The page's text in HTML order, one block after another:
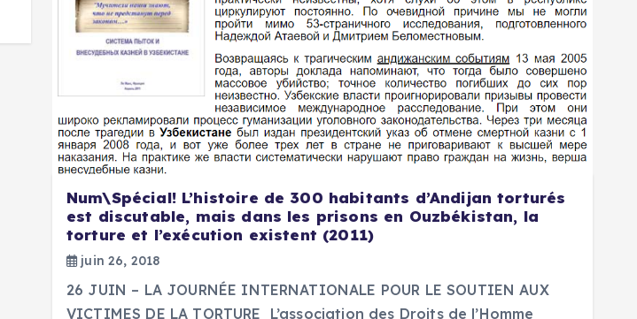
Num\Spécial! L’histoire de 300 habitants d’Andijan torturés
est discutable, mais dans les prisons en Ouzbékistan, la
torture et l’exécution existent (2011)
juin 26, 2018
26 JUIN – LA JOURNÉE INTERNATIONALE POUR LE SOUTIEN AUX
VICTIMES DE LA TORTURE L’association des Droits de l’Homme